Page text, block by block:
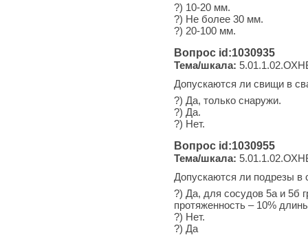
?) 10-20 мм.
?) Не более 30 мм.
?) 20-100 мм.
Вопрос id:1030935
Тема/шкала:
Допускаются ли свищи в
?) Да, только снаружи.
?) Да.
?) Нет.
Вопрос id:1030955
Тема/шкала:
Допускаются ли подрезы в
?) Да, для сосудов 5а и 5б
протяженность – 10%
?) Нет.
?) Да